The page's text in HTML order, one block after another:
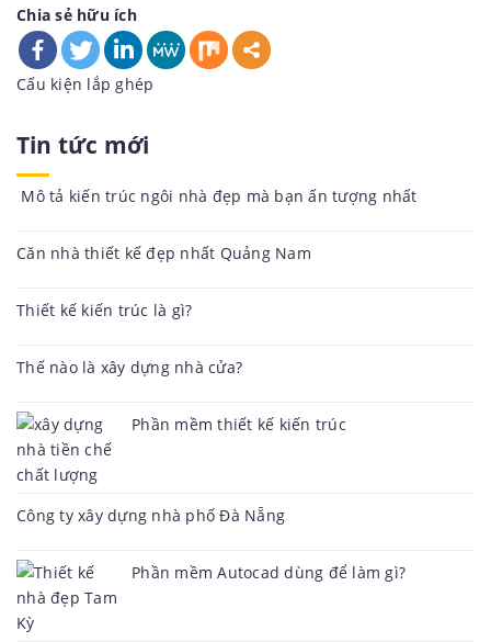
Chia sẻ hữu ích
Danh
Cấu kiện lắp ghép
Tin tức mới
Mô tả kiến trúc ngôi nhà đẹp mà bạn ấn tượng nhất
Căn nhà thiết kế đẹp nhất Quảng Nam
Thiết kế kiến trúc là gì?
Thế nào là xây dựng nhà cửa?
Phần mềm thiết kế kiến trúc
Công ty xây dựng nhà phố Đà Nẵng
Phần mềm Autocad dùng để làm gì?